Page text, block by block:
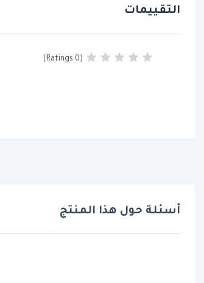
التقييمات
(0 Ratings)
أسئلة حول هذا المنتج